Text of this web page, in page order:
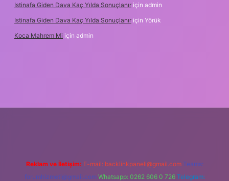
Istinafa Giden Dava Kaç Yılda Sonuçlanır için admin
Istinafa Giden Dava Kaç Yılda Sonuçlanır için Yörük
Koca Mahrem Mi için admin
Reklam ve İletişim: E-mail: backlinkpaneli@gmail.com Teams:
forumhizmeti@gmail.com Whatsapp: 0262 606 0 726 Telegram: